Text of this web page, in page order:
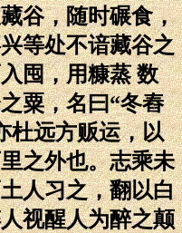
谷，随时碾食，
等处不谙藏谷之
囤，用糠蒸 数
粟，名曰“冬舂
杜远方贩运，以
之外也。志乘未
人习之，翻以白
视醒人为醉之颠